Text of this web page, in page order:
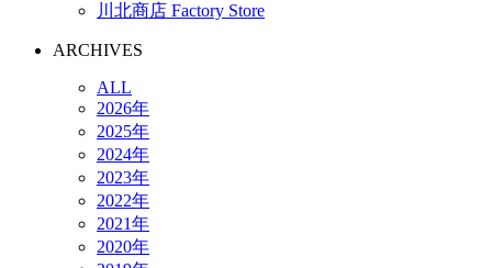
川北商店 Factory Store
ARCHIVES
ALL
2026年
2025年
2024年
2023年
2022年
2021年
2020年